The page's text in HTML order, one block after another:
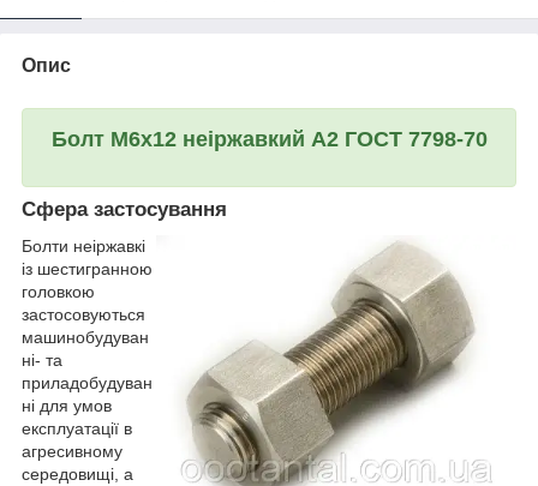
Опис
Болт М6х12 неіржавкий А2 ГОСТ 7798-70
Сфера застосування
Болти неіржавкі
із шестигранною
головкою
застосовуються
машинобудуван
ні- та
приладобудуван
ні для умов
експлуатації в
агресивному
середовищі, а